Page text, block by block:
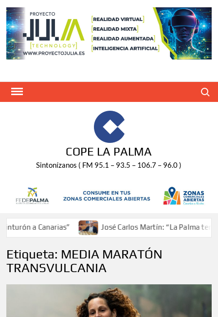
Saltar
contenido
COPE LA PALMA
Sintonízanos ( FM 95.1 – 93.5 – 106.7 – 96.0 )
a Canarias” José Carlos Martín: “La Palma
Etiqueta: MEDIA MARATÓN
TRANSVULCANIA